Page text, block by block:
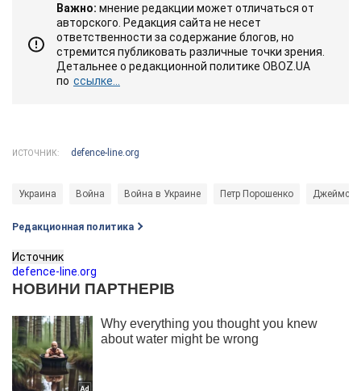
Важно: мнение редакции может отличаться от
авторского. Редакция сайта не несет
ответственности за содержание блогов, но
стремится публиковать различные точки зрения.
Детальнее о редакционной политике OBOZ.UA
по ссылке...
ИСТОЧНИК: defence-line.org
Украина Война Война в Украине Петр Порошенко Джеймс
Редакционная политика
Источник
defence-line.org